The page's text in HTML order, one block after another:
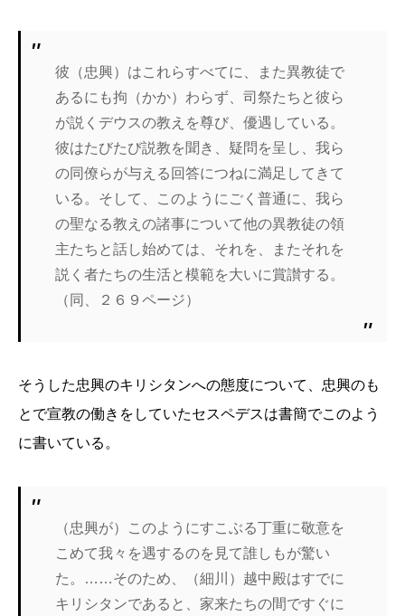
彼（忠興）はこれらすべてに、また異教徒で
あるにも拘（かか）わらず、司祭たちと彼ら
が説くデウスの教えを尊び、優遇している。
彼はたびたび説教を聞き、疑問を呈し、我ら
の同僚らが与える回答につねに満足してきて
いる。そして、このようにごく普通に、我ら
の聖なる教えの諸事について他の異教徒の領
主たちと話し始めては、それを、またそれを
説く者たちの生活と模範を大いに賞讃する。
（同、２６９ページ）
そうした忠興のキリシタンへの態度について、忠興のも
とで宣教の働きをしていたセスペデスは書簡でこのよう
に書いている。
（忠興が）このようにすこぶる丁重に敬意を
こめて我々を遇するのを見て誰しもが驚い
た。……そのため、（細川）越中殿はすでに
キリシタンであると、家来たちの間ですぐに